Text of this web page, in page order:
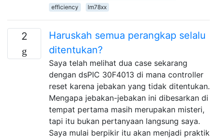
efficiency
lm78xx
2
Haruskah semua perangkap selalu
ditentukan?
Saya telah melihat dua case sekarang
dengan dsPIC 30F4013 di mana controller
reset karena jebakan yang tidak ditentukan.
Mengapa jebakan-jebakan ini dibesarkan di
tempat pertama masih merupakan misteri,
tapi itu bukan pertanyaan langsung saya.
Saya mulai berpikir itu akan menjadi praktik